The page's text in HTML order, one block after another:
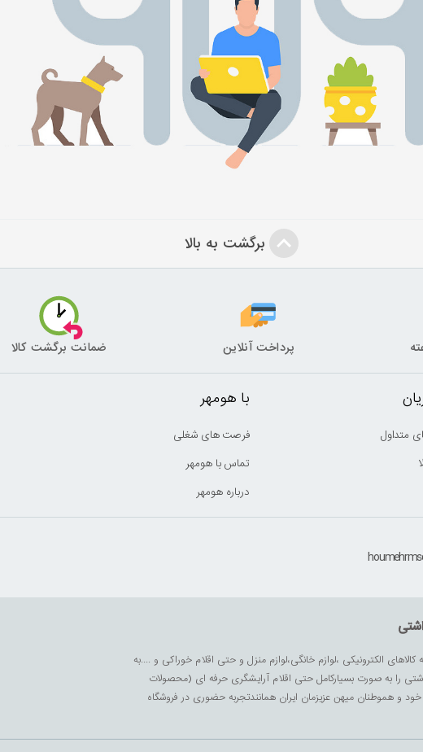
برگشت به بالا
پرداخت آنلاین ضمانت برگشت کالا
متداول
با هومهر
فرصت های شغلی
تماس با هومهر
درباره هومهر
الکترونیکی ،لوازم خانگی،لوازم منزل و حتی اقلام خوراکی و ....به
را به صورت بسیارکامل حتی اقلام آرایشگری حرفه ای (محصولات
خود و هموطنان میهن عزیزمان ایران همانندتجربه حضوری در فروشگاه